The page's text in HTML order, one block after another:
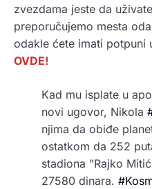
zvezdama jeste da
preporučujemo mesta
odakle ćete imati potpuni
OVDE!
Kad mu isplate u
novi ugovor, Nikola
njima da obiđe
ostatkom da 252
stadiona "Rajko
27580 dinara.